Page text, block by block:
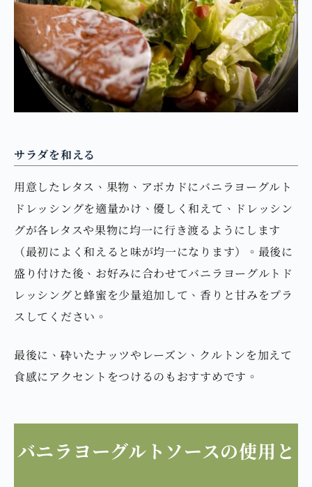
サラダを和える
用意したレタス、果物、アボカドにバニラヨーグルト
ドレッシングを適量かけ、優しく和えて、ドレッシン
グが各レタスや果物に均一に行き渡るようにします
（最初によく和えると味が均一になります）。最後に
盛り付けた後、お好みに合わせてバニラヨーグルトド
レッシングと蜂蜜を少量追加して、香りと甘みをプラ
スしてください。
最後に、砕いたナッツやレーズン、クルトンを加えて
食感にアクセントをつけるのもおすすめです。
バニラヨーグルトソースの使用と